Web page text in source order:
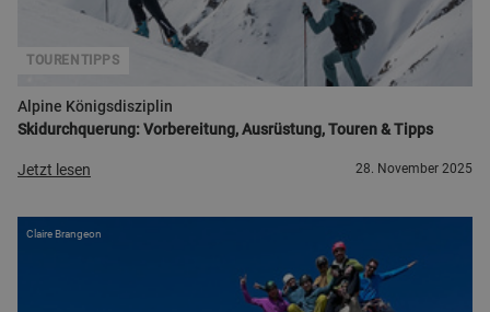
Alpine Königsdisziplin
Skidurchquerung: Vorbereitung, Ausrüstung, Touren & Tipps
TOURENTIPPS
Jetzt lesen 28. November 2025
Claire Brangeon